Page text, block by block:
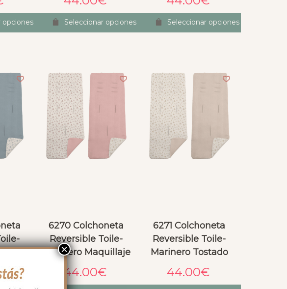
opciones Seleccionar opciones Seleccionar opciones
6270 Colchoneta
Reversible Toile-
Marinero Maquillaje
44.00€
6271 Colchoneta
Reversible Toile-
Marinero Tostado
44.00€
×